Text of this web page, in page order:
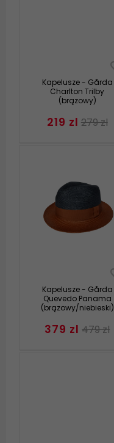
Kapelusze - Gårda
Charlton Trilby
(brązowy)
219 zl 279 zl
Kapelusze - Gårda
Quevedo Panama
(brązowy/niebieski)
379 zl 479 zl